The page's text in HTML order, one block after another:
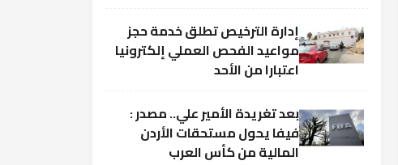
إدارة الترخيص تطلق خدمة حجز
مواعيد الفحص العملي إلكترونيا
اعتبارا من الأحد
بعد تغريدة الأمير علي.. مصدر :
فيفا يحول مستحقات الأردن
المالية من كأس العرب